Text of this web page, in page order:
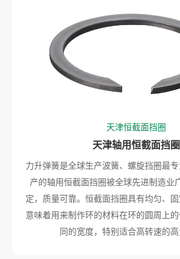
天津恒截面挡圈
天津轴用恒截面挡圈
力升弹簧是全球生产波簧、螺旋挡圈最
产的轴用恒截面挡圈被全球先进制造业
定，质量可靠。恒截面挡圈具有均匀、
意味着用来制作环的材料在环的圆周上
同的宽度，特别适合高转速的